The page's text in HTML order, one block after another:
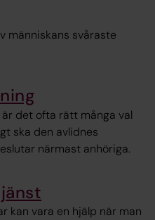
människans svåraste
det ofta rätt många val
ska den avlidnes
närmast anhöriga.
kan vara en hjälp när man